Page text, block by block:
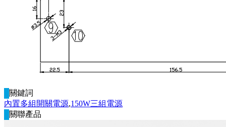
關鍵詞
內置多組開關電源,150W三組電源
關聯產品